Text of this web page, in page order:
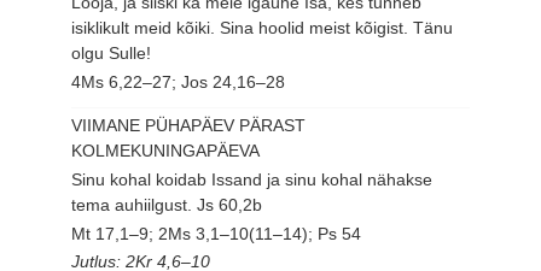
isiklikult meid kõiki. Sina hoolid meist kõigist. Tänu
olgu Sulle!
4Ms 6,22–27; Jos 24,16–28
VIIMANE PÜHAPÄEV PÄRAST
KOLMEKUNINGAPÄEVA
Sinu kohal koidab Issand ja sinu kohal nähakse
tema auhiilgust.Js 60,2b
Mt 17,1–9; 2Ms 3,1–10(11–14); Ps 54
Jutlus: 2Kr 4,6–10